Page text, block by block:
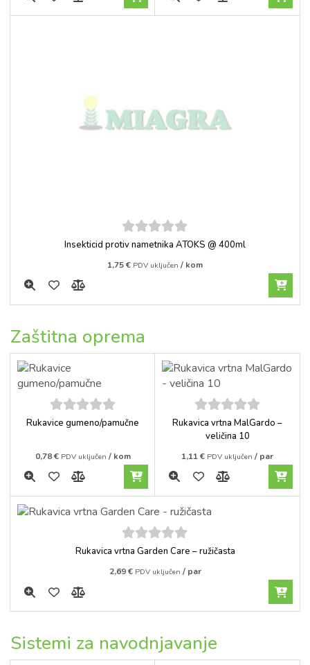
5out of
Insekticid protiv nametnika ATOKS @ 400ml
1,75€ PDV uključen / kom
Zaštitna oprema
5out of
Rukavice gumeno/pamučne
0,78€ PDV uključen / kom
5out of
Rukavica vrtna MalGardo –
veličina 10
1,11€ PDV uključen / par
5out of
Rukavica vrtna Garden Care – ružičasta
2,69€ PDV uključen / par
Sistemi za navodnjavanje